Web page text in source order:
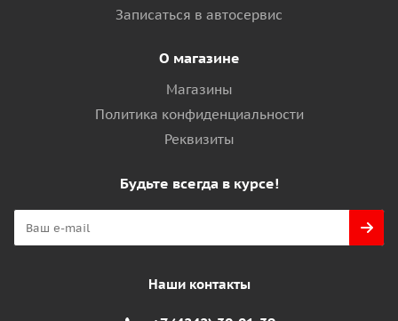
Записаться в автосервис
О магазине
Магазины
Политика конфиденциальности
Реквизиты
Будьте всегда в курсе!
Наши контакты